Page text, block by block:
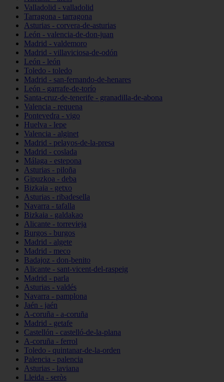
Valladolid - valladolid
Tarragona - tarragona
Asturias - corvera-de-asturias
León - valencia-de-don-juan
Madrid - valdemoro
Madrid - villaviciosa-de-odón
León - león
Toledo - toledo
Madrid - san-fernando-de-henares
León - garrafe-de-torío
Santa-cruz-de-tenerife - granadilla-de-abona
Valencia - requena
Pontevedra - vigo
Huelva - lepe
Valencia - alginet
Madrid - pelayos-de-la-presa
Madrid - coslada
Málaga - estepona
Asturias - piloña
Gipuzkoa - deba
Bizkaia - getxo
Asturias - ribadesella
Navarra - tafalla
Bizkaia - galdakao
Alicante - torrevieja
Burgos - burgos
Madrid - algete
Madrid - meco
Badajoz - don-benito
Alicante - sant-vicent-del-raspeig
Madrid - parla
Asturias - valdés
Navarra - pamplona
Jaén - jaén
A-coruña - a-coruña
Madrid - getafe
Castellón - castelló-de-la-plana
A-coruña - ferrol
Toledo - quintanar-de-la-orden
Palencia - palencia
Asturias - laviana
Lleida - seròs